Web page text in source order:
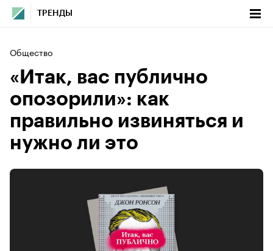
ТРЕНДЫ
Общество
«Итак, вас публично
опозорили»: как
правильно извиняться и
нужно ли это